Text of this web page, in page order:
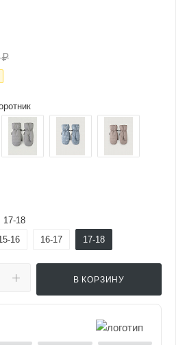
17-18
16 16-17 17-18
В КОРЗИНУ